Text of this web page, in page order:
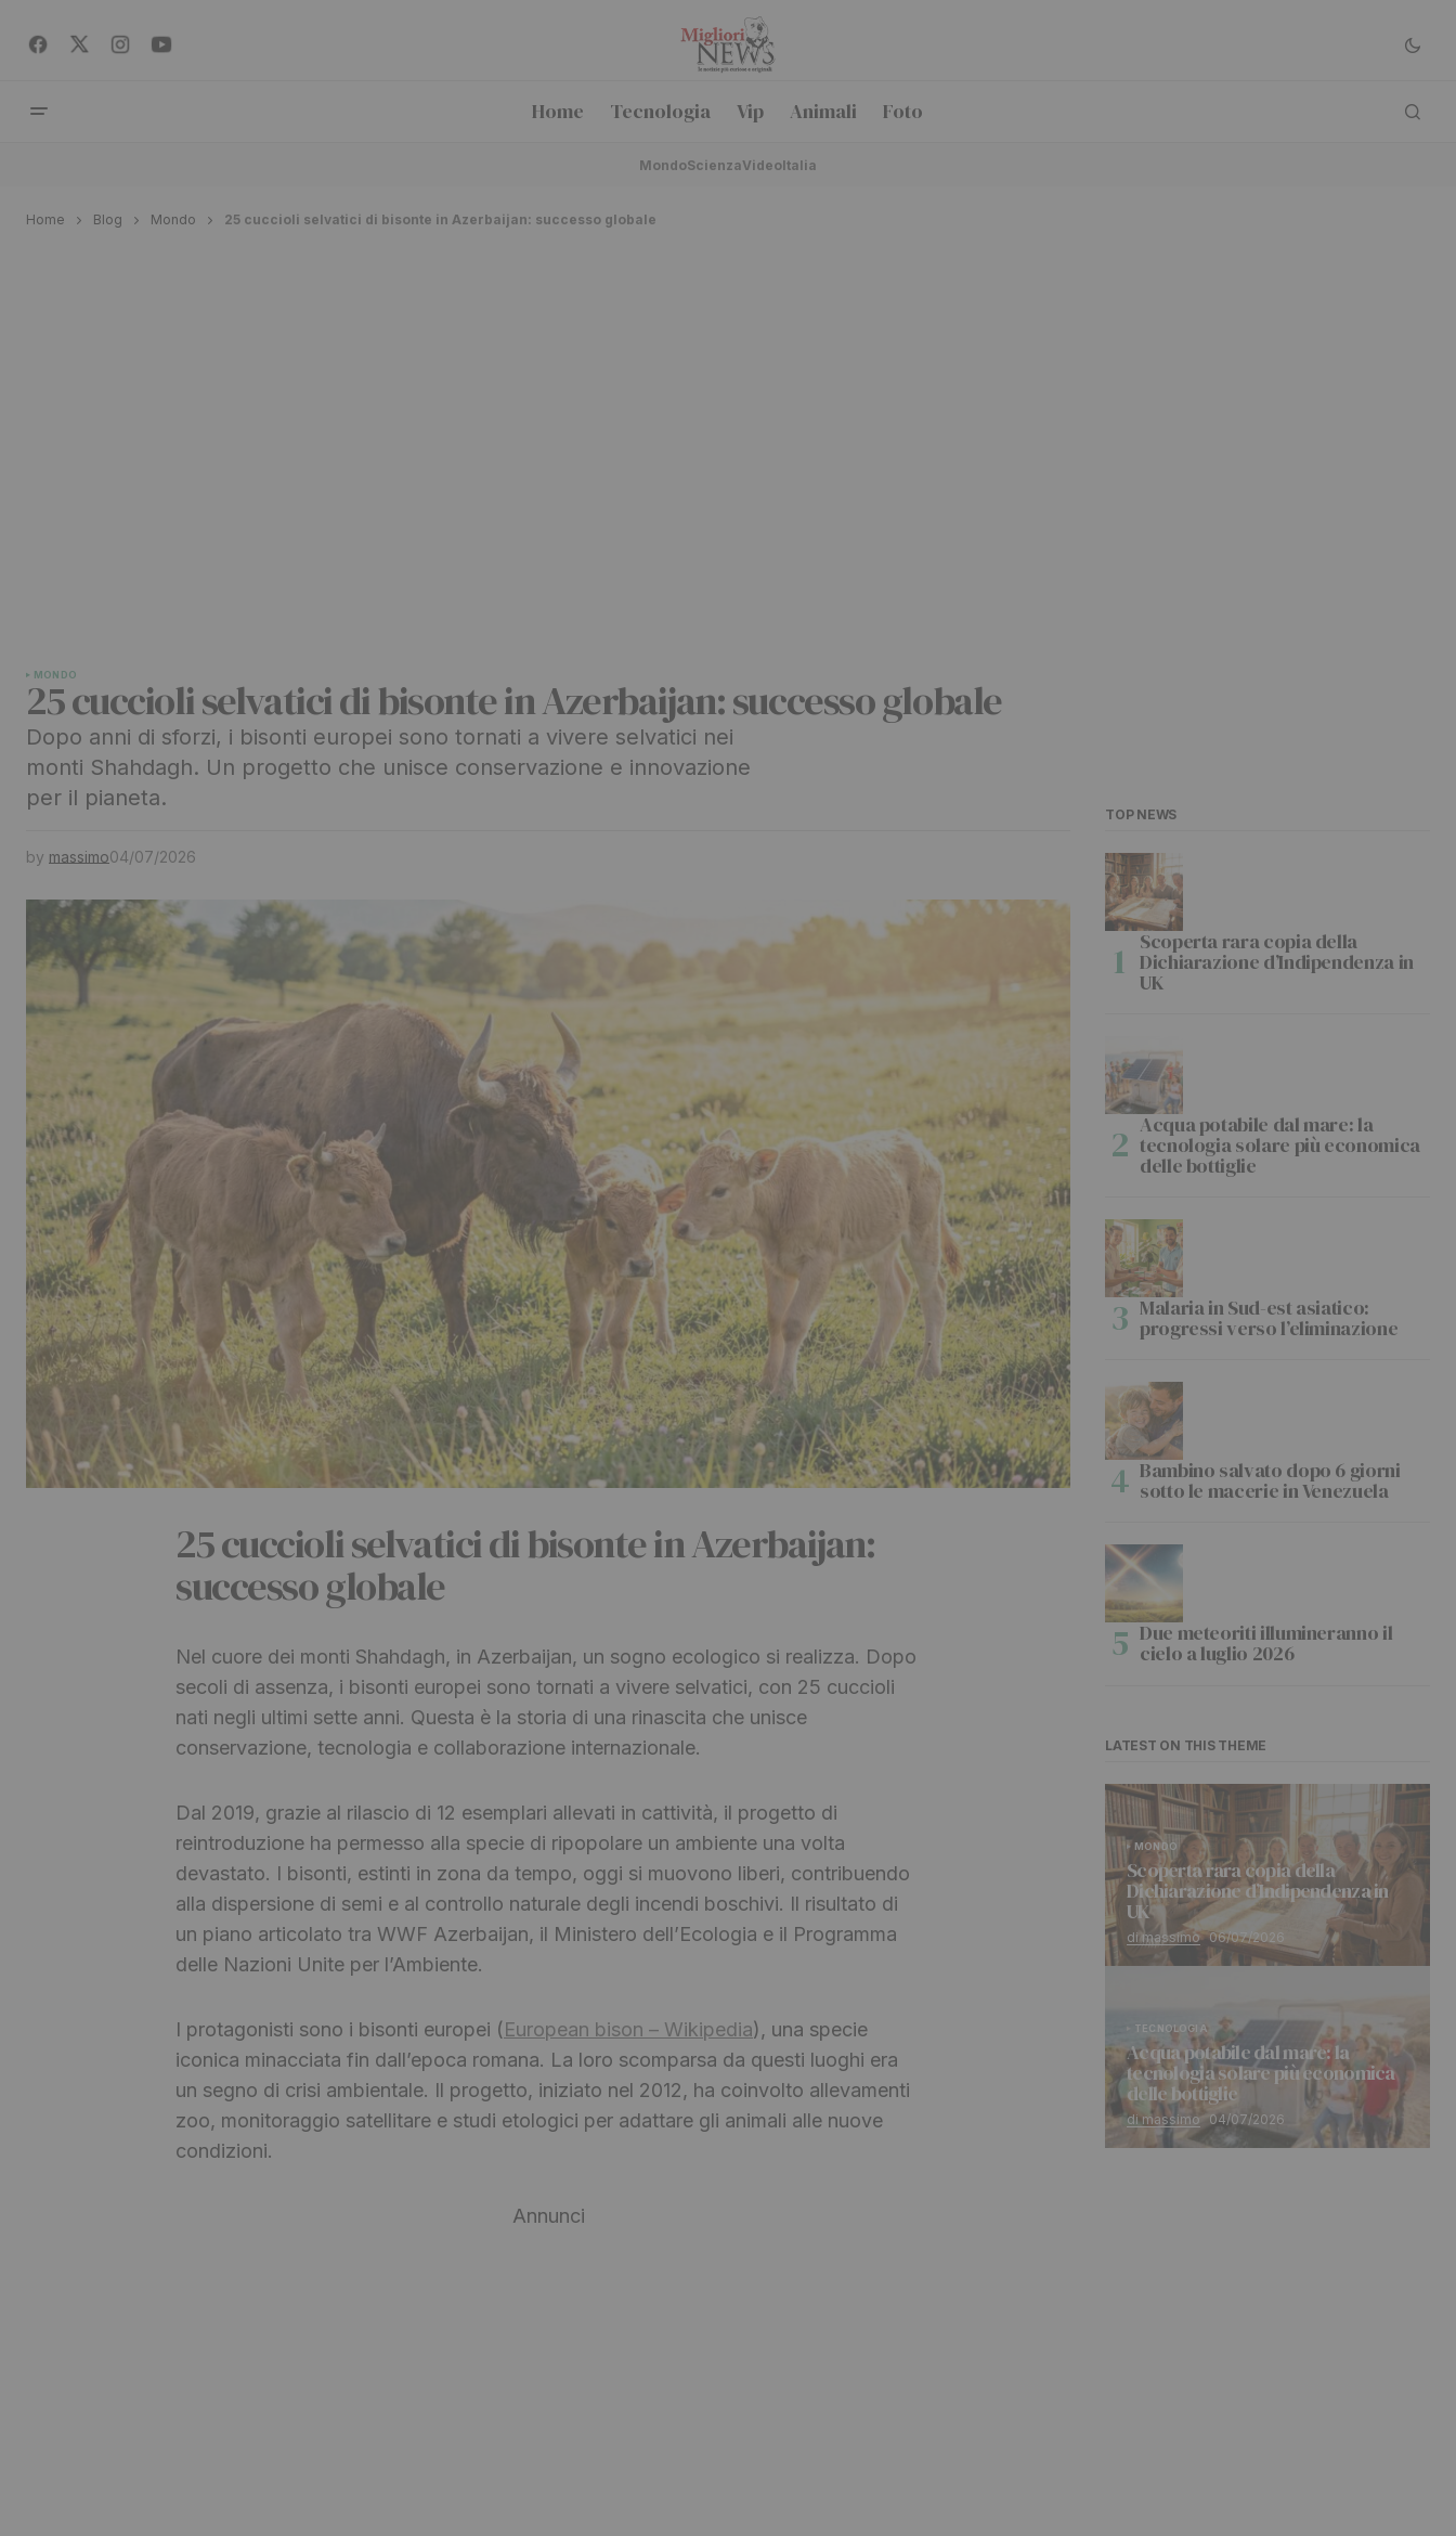
Home Tecnologia Vip Animali Foto
MondoScienzaVideoItalia
Home Blog Mondo 25 cuccioli selvatici di bisonte in Azerbaijan: successo globale
MONDO
25 cuccioli selvatici di bisonte in Azerbaijan: successo globale
Dopo anni di sforzi, i bisonti europei sono tornati a vivere selvatici nei
monti Shahdagh. Un progetto che unisce conservazione e innovazione
per il pianeta.
by massimo04/07/2026
25 cuccioli selvatici di bisonte in Azerbaijan:
successo globale
Nel cuore dei monti Shahdagh, in Azerbaijan, un sogno ecologico si realizza. Dopo
secoli di assenza, i bisonti europei sono tornati a vivere selvatici, con 25 cuccioli
nati negli ultimi sette anni. Questa è la storia di una rinascita che unisce
conservazione, tecnologia e collaborazione internazionale.
Dal 2019, grazie al rilascio di 12 esemplari allevati in cattività, il progetto di
reintroduzione ha permesso alla specie di ripopolare un ambiente una volta
devastato. I bisonti, estinti in zona da tempo, oggi si muovono liberi, contribuendo
alla dispersione di semi e al controllo naturale degli incendi boschivi. Il risultato di
un piano articolato tra WWF Azerbaijan, il Ministero dell’Ecologia e il Programma
delle Nazioni Unite per l’Ambiente.
I protagonisti sono i bisonti europei (European bison – Wikipedia), una specie
iconica minacciata fin dall’epoca romana. La loro scomparsa da questi luoghi era
un segno di crisi ambientale. Il progetto, iniziato nel 2012, ha coinvolto allevamenti
zoo, monitoraggio satellitare e studi etologici per adattare gli animali alle nuove
condizioni.
Annunci
TOP NEWS
Scoperta rara copia della
Dichiarazione d’Indipendenza in
UK
Acqua potabile dal mare: la
tecnologia solare più economica
delle bottiglie
Malaria in Sud-est asiatico:
progressi verso l’eliminazione
Bambino salvato dopo 6 giorni
sotto le macerie in Venezuela
Due meteoriti illumineranno il
cielo a luglio 2026
LATEST ON THIS THEME
MONDO
Scoperta rara copia della
Dichiarazione d’Indipendenza in
UK
di massimo 06/07/2026
TECNOLOGIA
Acqua potabile dal mare: la
tecnologia solare più economica
delle bottiglie
di massimo 04/07/2026